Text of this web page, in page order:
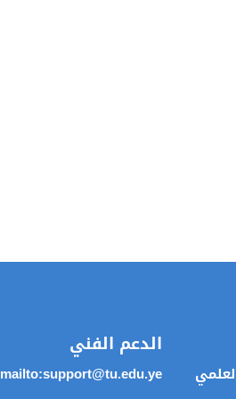
الدعم الفني
mailto:support@tu.edu.ye